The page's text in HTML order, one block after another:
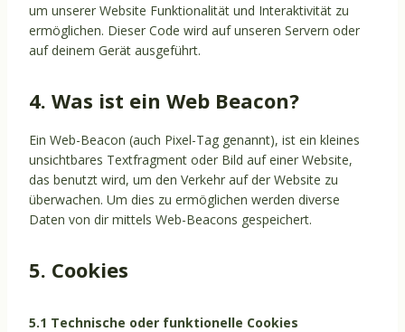
um unserer Website Funktionalität und Interaktivität zu
ermöglichen. Dieser Code wird auf unseren Servern oder
auf deinem Gerät ausgeführt.
4. Was ist ein Web Beacon?
Ein Web-Beacon (auch Pixel-Tag genannt), ist ein kleines
unsichtbares Textfragment oder Bild auf einer Website,
das benutzt wird, um den Verkehr auf der Website zu
überwachen. Um dies zu ermöglichen werden diverse
Daten von dir mittels Web-Beacons gespeichert.
5. Cookies
5.1 Technische oder funktionelle Cookies